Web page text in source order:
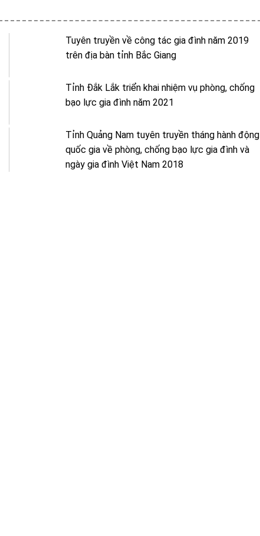
Tuyên truyền về công tác gia đình năm 2019
trên địa bàn tỉnh Bắc Giang
Tỉnh Đắk Lắk triển khai nhiệm vụ phòng, chống
bạo lực gia đình năm 2021
Tỉnh Quảng Nam tuyên truyền tháng hành động
quốc gia về phòng, chống bạo lực gia đình và
ngày gia đình Việt Nam 2018